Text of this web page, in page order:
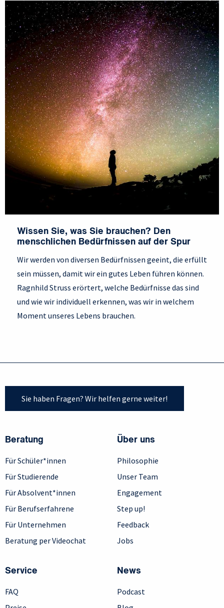
Wissen Sie, was Sie brauchen? Den
menschlichen Bedürfnissen auf der Spur
Wir werden von diversen Bedürfnissen geeint, die erfüllt
sein müssen, damit wir ein gutes Leben führen können.
Ragnhild Struss erörtert, welche Bedürfnisse das sind
und wie wir individuell erkennen, was wir in welchem
Moment unseres Lebens brauchen.
Sie haben Fragen? Wir helfen gerne weiter!
Beratung
Für Schüler*innen
Für Studierende
Für Absolvent*innen
Für Berufserfahrene
Für Unternehmen
Beratung per Videochat
Über uns
Philosophie
Unser Team
Engagement
Step up!
Feedback
Jobs
Service
FAQ
News
Podcast